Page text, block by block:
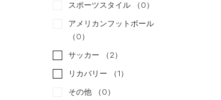
スポーツスタイル
（0）
アメリカンフットボール
（0）
サッカー
（2）
リカバリー
（1）
その他
（0）